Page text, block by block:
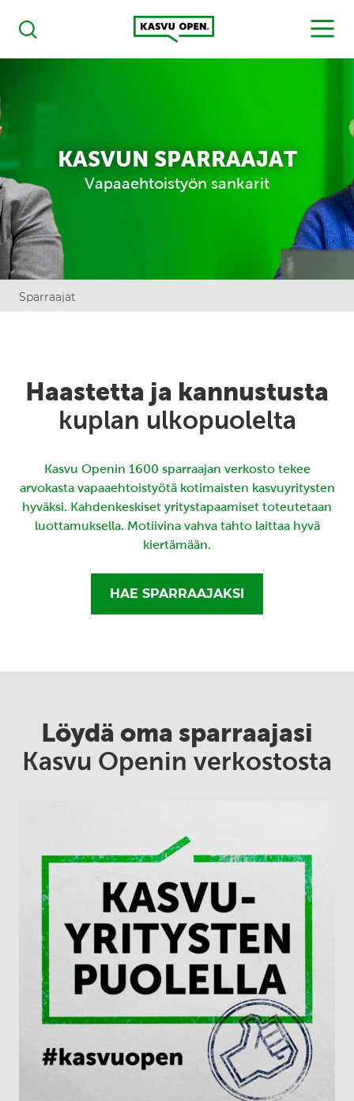
Haku
Kasvu Open
MENU
KASVUN SPARRAAJAT
Vapaaehtoistyön sankarit
Sparraajat
Haastetta ja kannustusta
kuplan ulkopuolelta
Kasvu Openin 1600 sparraajan verkosto tekee
arvokasta vapaaehtoistyötä kotimaisten kasvuyritysten
hyväksi. Kahdenkeskiset yritystapaamiset toteutetaan
luottamuksella. Motiivina vahva tahto laittaa hyvä
kiertämään.
HAE SPARRAAJAKSI
Löydä oma sparraajasi
Kasvu Openin verkostosta